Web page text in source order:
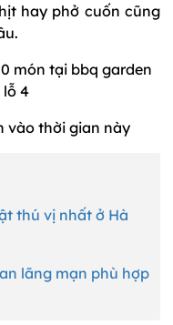
hay phở cuốn cũng
vào thời gian này
thú vị nhất ở Hà
lãng mạn phù hợp